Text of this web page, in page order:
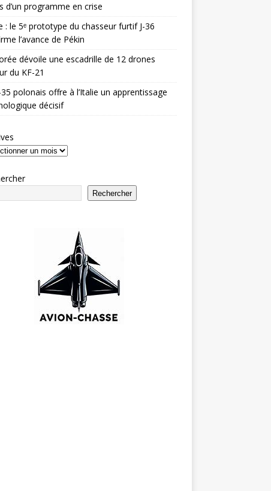
d’un programme en crise
: le 5ᵉ prototype du chasseur furtif J-36
l’avance de Pékin
dévoile une escadrille de 12 drones
du KF-21
polonais offre à l’Italie un apprentissage
décisif
Rechercher